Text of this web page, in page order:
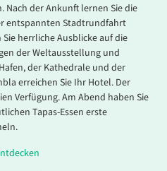
Nach der Ankunft lernen Sie die
entspannten Stadtrundfahrt
herrliche Ausblicke auf die
der Weltausstellung und
der Kathedrale und der
erreichen Sie Ihr Hotel. Der
Verfügung. Am Abend haben Sie
Tapas-Essen erste